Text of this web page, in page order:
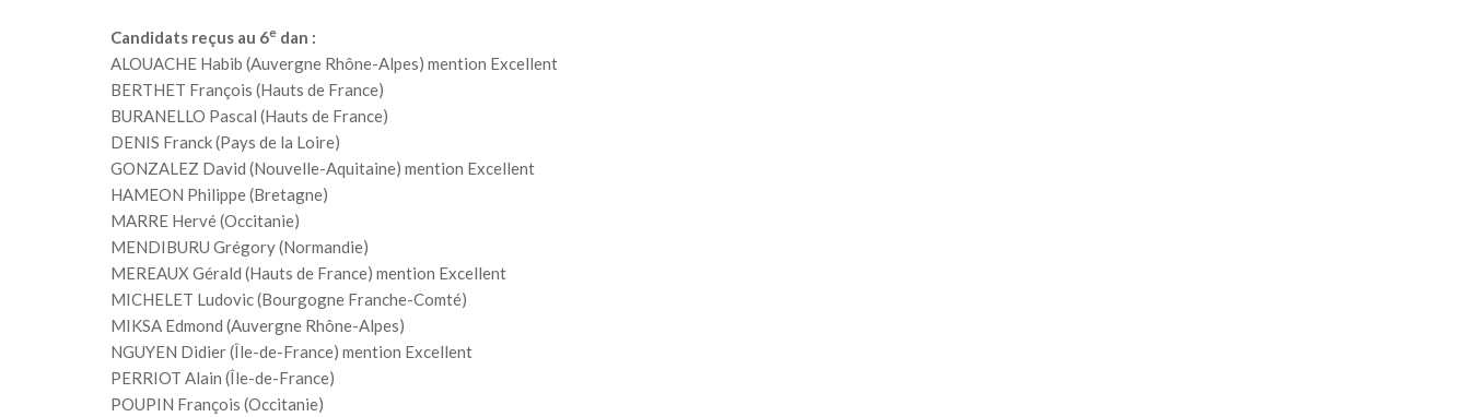
Candidats reçus au 6e dan :
ALOUACHE Habib (Auvergne Rhône-Alpes) mention Excellent
BERTHET François (Hauts de France)
BURANELLO Pascal (Hauts de France)
DENIS Franck (Pays de la Loire)
GONZALEZ David (Nouvelle-Aquitaine) mention Excellent
HAMEON Philippe (Bretagne)
MARRE Hervé (Occitanie)
MENDIBURU Grégory (Normandie)
MEREAUX Gérald (Hauts de France) mention Excellent
MICHELET Ludovic (Bourgogne Franche-Comté)
MIKSA Edmond (Auvergne Rhône-Alpes)
NGUYEN Didier (Île-de-France) mention Excellent
PERRIOT Alain (Île-de-France)
POUPIN François (Occitanie)